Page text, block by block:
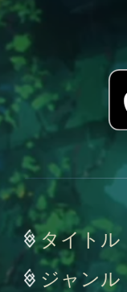
タイトル
ジャンル